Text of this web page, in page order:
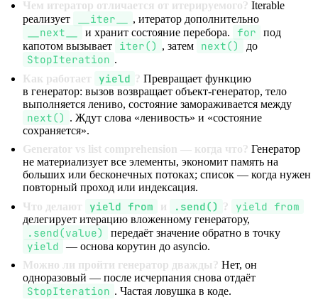
Чем итератор отличается от итерируемого? Iterable
реализует
__iter__ , итератор дополнительно
__next__ и хранит состояние перебора. for
под
капотом вызывает
iter() , затем next() до
StopIteration .
Как работает
yield ? Превращает функцию
в генератор: вызов возвращает объект-генератор, тело
выполняется лениво, состояние замораживается между
next() . Ждут слова «ленивость» и «состояние
сохраняется».
Generator vs list comprehension — когда что? Генератор
не материализует все элементы, экономит память на
больших или бесконечных потоках; список — когда нужен
повторный проход или индексация.
Что делают
yield from и .send() ? yield from
делегирует итерацию вложенному генератору,
.send(value) передаёт значение обратно в точку
yield
— основа корутин до asyncio.
Можно ли пройти генератор дважды? Нет, он
одноразовый — после исчерпания снова отдаёт
StopIteration . Частая ловушка в коде.